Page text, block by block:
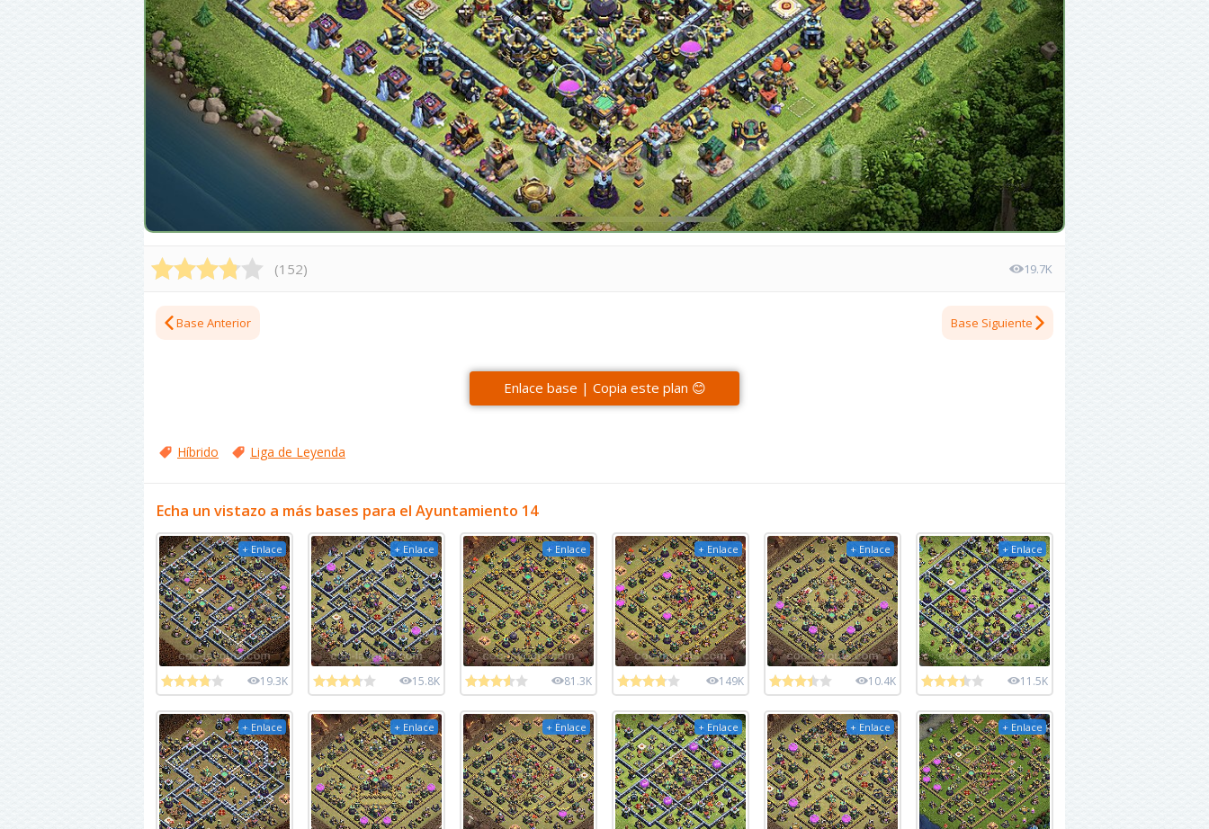
(152) 19.7K
Base Anterior Base Siguiente
Enlace base | Copia este plan 😊
Híbrido Liga de Leyenda
Echa un vistazo a más bases para el Ayuntamiento 14
+ Enlace
19.3K
+ Enlace
15.8K
+ Enlace
81.3K
+ Enlace
149K
+ Enlace
10.4K
+ Enlace
11.5K
+ Enlace + Enlace + Enlace + Enlace + Enlace + Enlace